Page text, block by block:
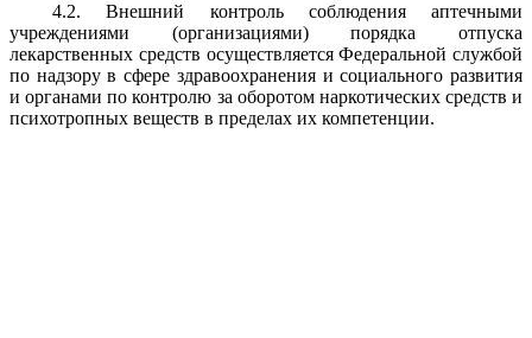
4.2. Внешний контроль соблюдения аптечными
учреждениями (организациями) порядка отпуска
лекарственных средств осуществляется Федеральной службой
по надзору в сфере здравоохранения и социального развития
и органами по контролю за оборотом наркотических средств и
психотропных веществ в пределах их компетенции.